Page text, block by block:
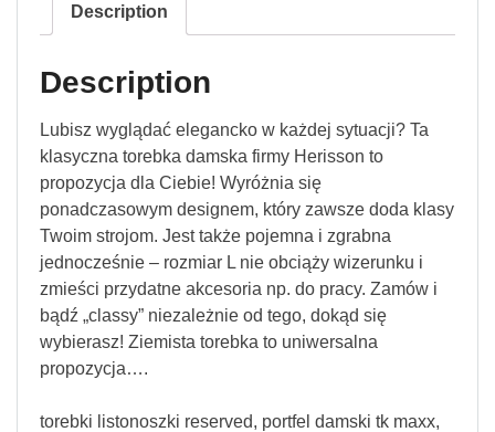
Description
Description
Lubisz wyglądać elegancko w każdej sytuacji? Ta
klasyczna torebka damska firmy Herisson to
propozycja dla Ciebie! Wyróżnia się
ponadczasowym designem, który zawsze doda klasy
Twoim strojom. Jest także pojemna i zgrabna
jednocześnie – rozmiar L nie obciąży wizerunku i
zmieści przydatne akcesoria np. do pracy. Zamów i
bądź „classy” niezależnie od tego, dokąd się
wybierasz! Ziemista torebka to uniwersalna
propozycja….
torebki listonoszki reserved, portfel damski tk maxx,